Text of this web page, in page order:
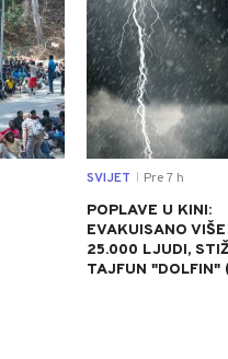
SVIJET Pre 7 h
POPLAVE U KINI:
EVAKUISANO
25.000 LJUDI,
TAJFUN "DOLFIN"